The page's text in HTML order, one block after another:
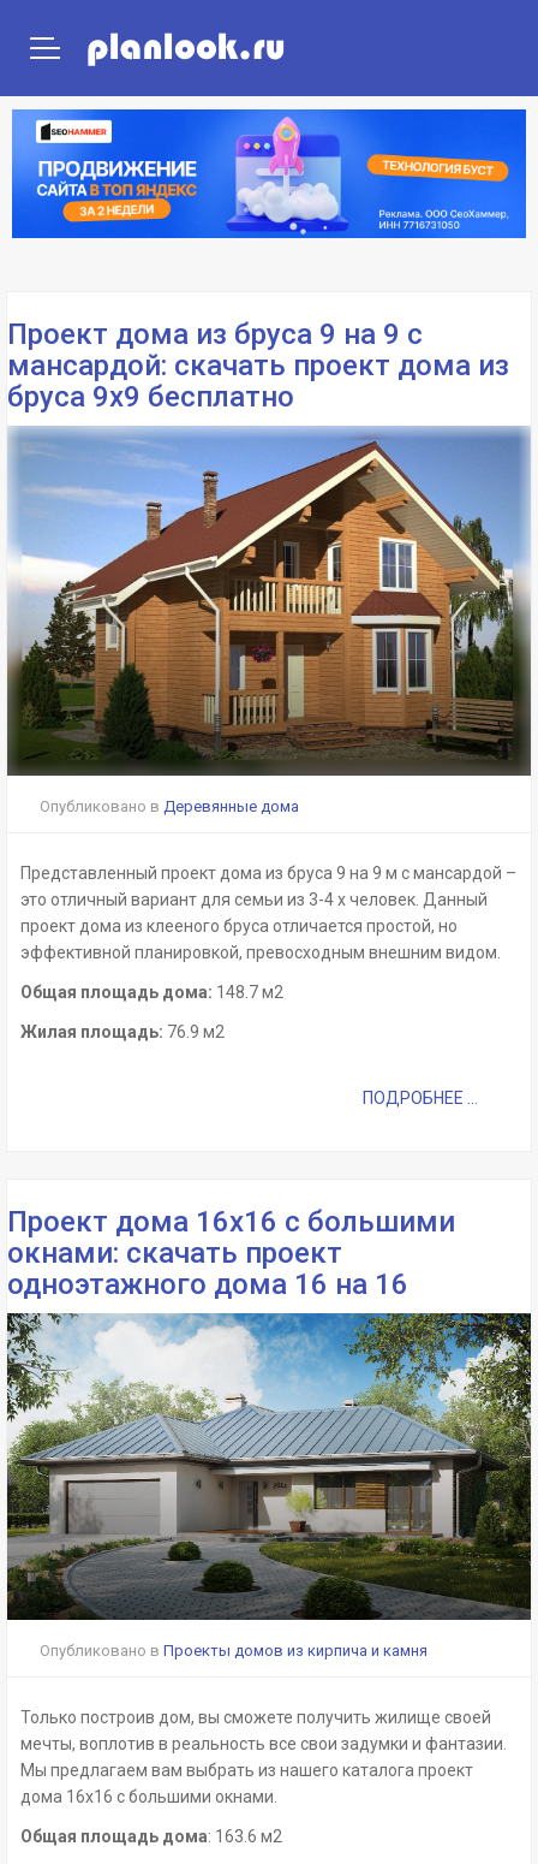
ГЛАВНАЯ
ПРОЕКТЫ ДОМОВ
ПРОЕКТЫ ПОСТРОЕК
Проект дома из бруса 9 на 9 с
мансардой: скачать проект дома из
бруса 9х9 бесплатно
Опубликовано в Деревянные дома
Представленный проект дома из бруса 9 на 9 м с мансардой –
это отличный вариант для семьи из 3-4 х человек. Данный
проект дома из клееного бруса отличается простой, но
эффективной планировкой, превосходным внешним видом.
Общая площадь дома: 148.7 м2
Жилая площадь: 76.9 м2
ПОДРОБНЕЕ ...
Проект дома 16х16 с большими
окнами: скачать проект
одноэтажного дома 16 на 16
Опубликовано в Проекты домов из кирпича и камня
Только построив дом, вы сможете получить жилище своей
мечты, воплотив в реальность все свои задумки и фантазии.
Мы предлагаем вам выбрать из нашего каталога проект
дома 16х16 с большими окнами.
Общая площадь дома: 163.6 м2